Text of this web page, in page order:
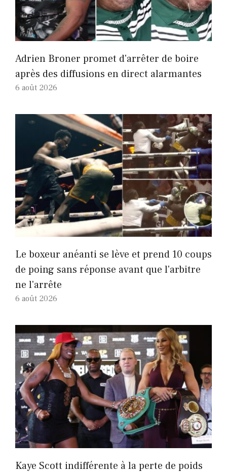
Adrien Broner promet d'arrêter de boire
après des diffusions en direct alarmantes
6 août 2026
Le boxeur anéanti se lève et prend 10 coups
de poing sans réponse avant que l'arbitre
ne l'arrête
6 août 2026
Kaye Scott indifférente à la perte de poids